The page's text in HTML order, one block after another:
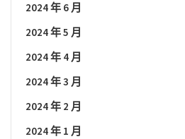
2024 年 6 月
2024 年 5 月
2024 年 4 月
2024 年 3 月
2024 年 2 月
2024 年 1 月